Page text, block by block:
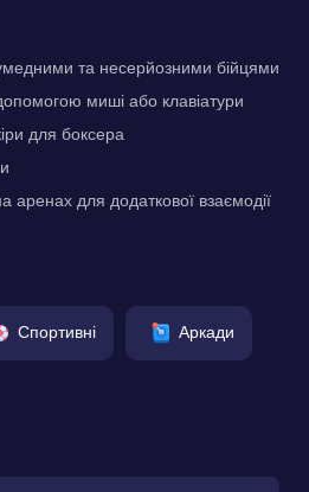
та несерйозними бійцями
миші або клавіатури
для боксера
для додаткової взаємодії
Спортивні Аркади